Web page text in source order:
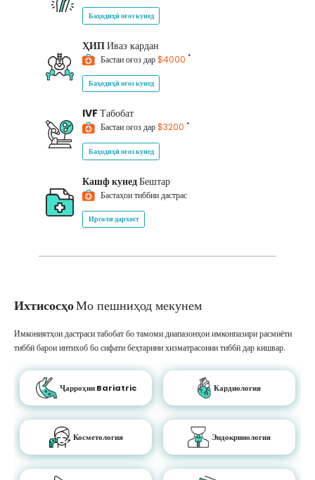
Баҳодиҳӣ оғоз кунед
ҲИПИваз кардан
Бастаи оғоз дар$4000 *
Баҳодиҳӣ оғоз кунед
IVFТабобат
Бастаи оғоз дар$3200 *
Баҳодиҳӣ оғоз кунед
Кашф кунедБештар
Бастаҳои тиббии дастрас
Ирсоли дархост
ИхтисосҳоМо пешниҳод мекунем
Имкониятҳои дастраси табобат бо тамоми диапазонҳои имконпазири расмиёти
тиббӣ барои интихоб бо сифати беҳтарини хизматрасонии тиббӣ дар кишвар.
Ҷарроҳии Bariatric Кардиология
Косметология Эндокринология